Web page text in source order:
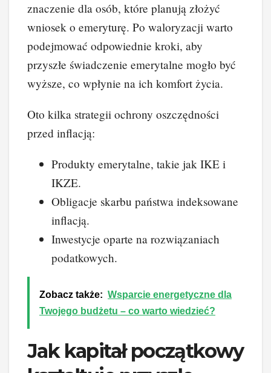
znaczenie dla osób, które planują złożyć
wniosek o emeryturę. Po waloryzacji warto
podejmować odpowiednie kroki, aby
przyszłe świadczenie emerytalne mogło być
wyższe, co wpłynie na ich komfort życia.
Oto kilka strategii ochrony oszczędności
przed inflacją:
Produkty emerytalne, takie jak IKE i
IKZE.
Obligacje skarbu państwa indeksowane
inflacją.
Inwestycje oparte na rozwiązaniach
podatkowych.
Zobacz także: Wsparcie energetyczne dla
Twojego budżetu – co warto wiedzieć?
Jak kapitał początkowy